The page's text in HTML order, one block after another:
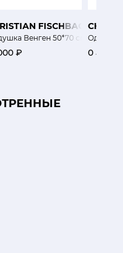
FISCHBACHER
Венген 50*70 см
₽
Одеяло
0 ₽